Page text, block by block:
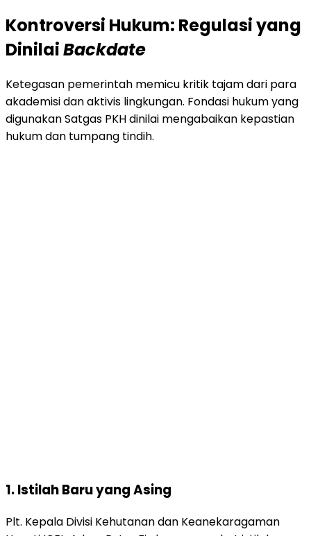
Kontroversi Hukum: Regulasi yang
DinilaiBackdate
Ketegasan pemerintah memicu kritik tajam dari para
akademisi dan aktivis lingkungan. Fondasi hukum yang
digunakan Satgas PKH dinilai mengabaikan kepastian
hukum dan tumpang tindih.
1. Istilah Baru yang Asing
Plt. Kepala Divisi Kehutanan dan Keanekaragaman